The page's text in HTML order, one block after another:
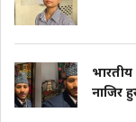
नाजिर